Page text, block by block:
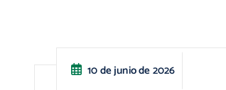
10 de junio de 2026